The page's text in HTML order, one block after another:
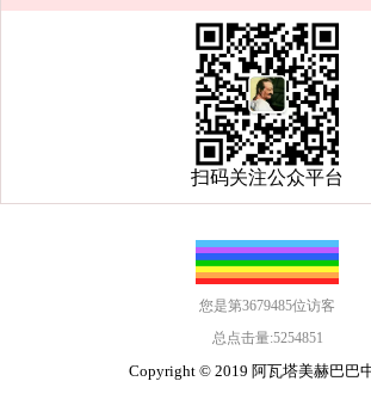
扫码关注公众平台
您是第3679485位访客
总点击量:5254851
Copyright ©️ 2019 阿瓦塔美赫巴巴